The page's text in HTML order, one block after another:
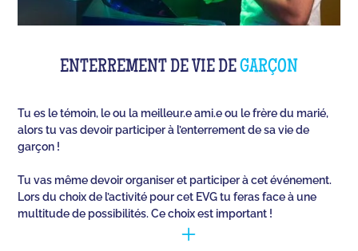
ENTERREMENT DE VIE DEGARÇON
Tu es le témoin, le ou la meilleur.e ami.e ou le frère du marié,
alors tu vas devoir participer à l’enterrement de sa vie de
garçon !
Tu vas même devoir organiser et participer à cet événement.
Lors du choix de l’activité pour cet EVG tu feras face à une
multitude de possibilités. Ce choix est important !